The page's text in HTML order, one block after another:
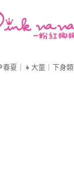
春夏｜👧大童｜下身類